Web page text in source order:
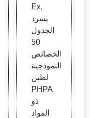
Ex.
يسرد
الجدول
50
الخصائص
النموذجية
لطين
PHPA
ذو
المواد